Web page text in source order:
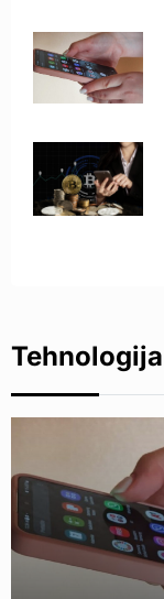
Tehnologija